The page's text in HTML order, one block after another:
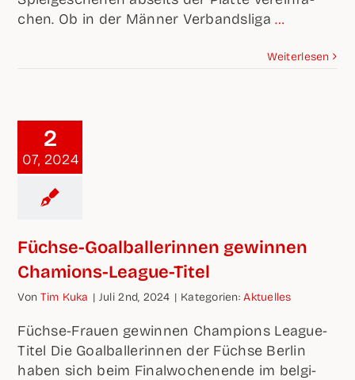
chen. Ob in der Män­ner Ver­bands­li­ga …
Wei­ter­le­sen
2
07, 2024
Füch­­se-Goal­­bal­­le­rin­­nen gewin­nen
Chamions-League-Titel
VonTim Kuka | Juli 2nd, 2024 | Kate­go­rien:Aktu­el­les
Füch­se-Frau­en gewin­nen Cham­pi­ons League-
Titel Die Goal­bal­le­rin­nen der Füch­se Ber­lin
haben sich beim Final­wo­chen­en­de im bel­gi­